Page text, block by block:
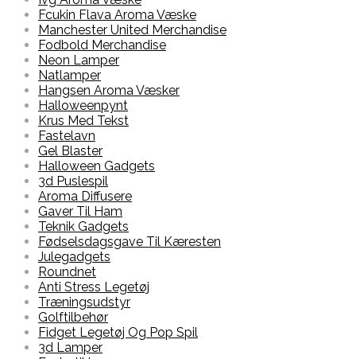
Fcukin Flava Aroma Væske
Manchester United Merchandise
Fodbold Merchandise
Neon Lamper
Natlamper
Hangsen Aroma Væsker
Halloweenpynt
Krus Med Tekst
Fastelavn
Gel Blaster
Halloween Gadgets
3d Puslespil
Aroma Diffusere
Gaver Til Ham
Teknik Gadgets
Fødselsdagsgave Til Kæresten
Julegadgets
Roundnet
Anti Stress Legetøj
Træningsudstyr
Golftilbehør
Fidget Legetøj Og Pop Spil
3d Lamper